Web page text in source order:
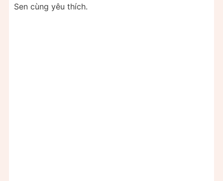
Sen cùng yêu thích.